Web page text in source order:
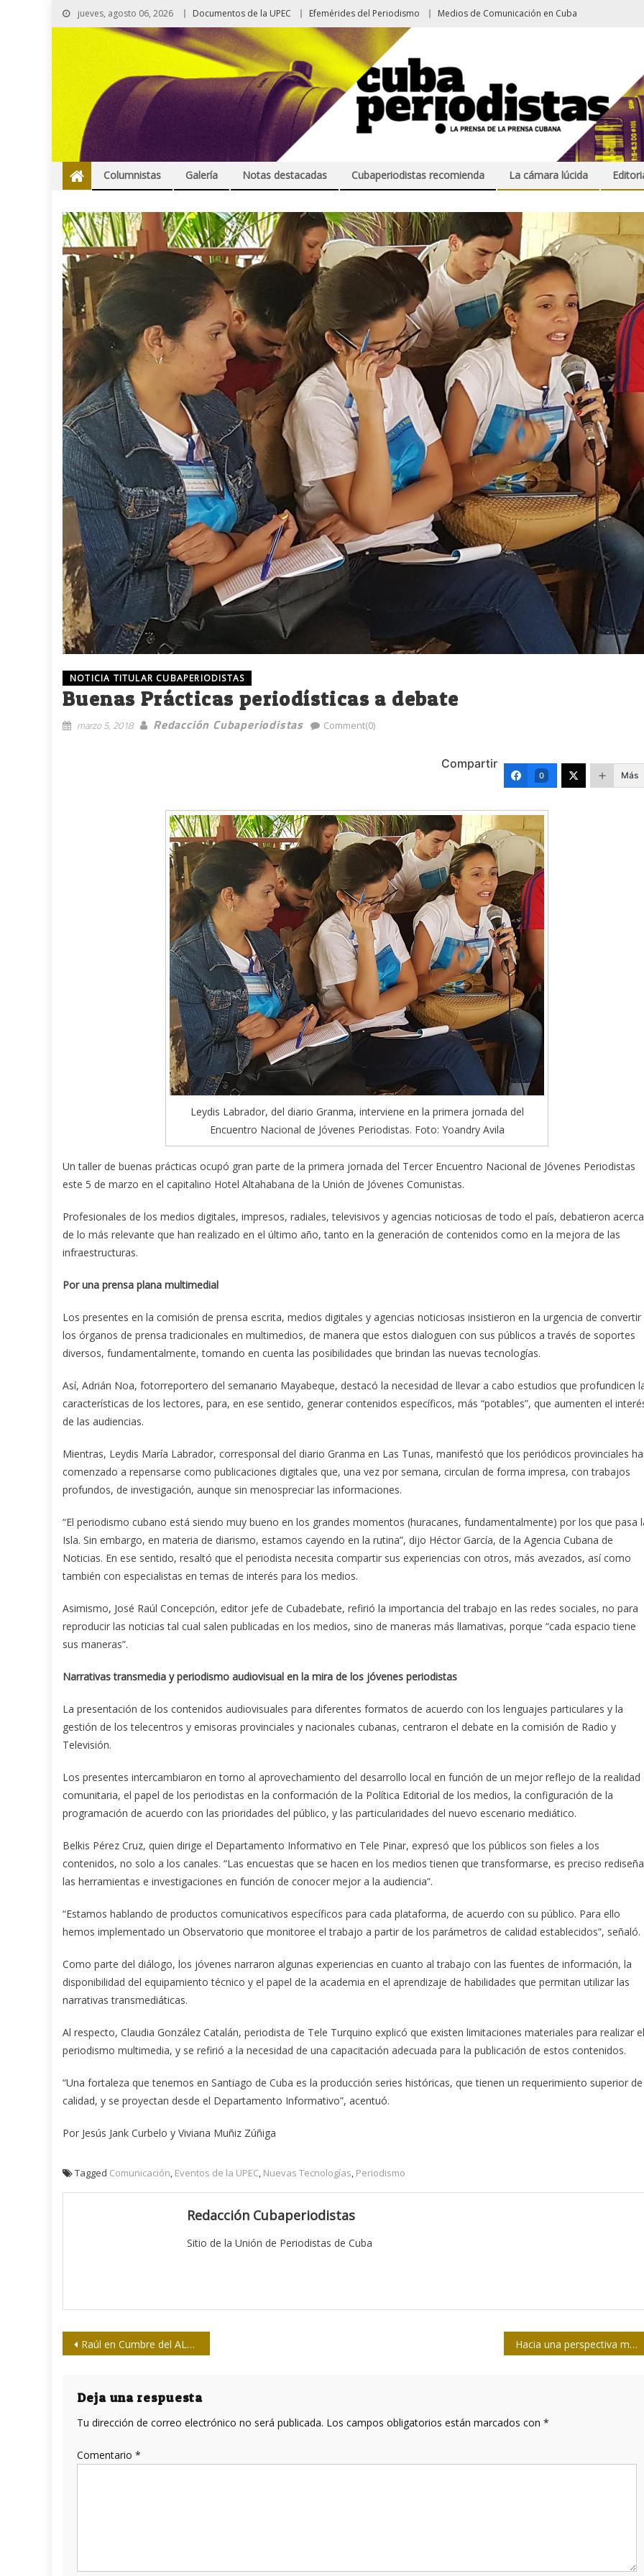
jueves, agosto 06, 2026 Documentos de la UPEC Efemérides del Periodismo Medios de Comunicación en Cuba
Columnistas Galería Notas destacadas Cubaperiodistas recomienda La cámara lúcida
NOTICIA TITULAR CUBAPERIODISTAS
Buenas Prácticas periodísticas a debate
marzo 5, 2018 Redacción Cubaperiodistas Comment(0)
Compartir
0 Más
Leydis Labrador, del diario Granma, interviene en la primera jornada del
Encuentro Nacional de Jóvenes Periodistas. Foto: Yoandry Avila
Un taller de buenas prácticas ocupó gran parte de la primera jornada del Tercer Encuentro Nacional de Jóvenes Periodistas
este 5 de marzo en el capitalino Hotel Altahabana de la Unión de Jóvenes Comunistas.
Profesionales de los medios digitales, impresos, radiales, televisivos y agencias noticiosas de todo el país, debatieron acerca
de lo más relevante que han realizado en el último año, tanto en la generación de contenidos como en la mejora de las
infraestructuras.
Por una prensa plana multimedial
Los presentes en la comisión de prensa escrita, medios digitales y agencias noticiosas insistieron en la urgencia de convertir
los órganos de prensa tradicionales en multimedios, de manera que estos dialoguen con sus públicos a través de soportes
diversos, fundamentalmente, tomando en cuenta las posibilidades que brindan las nuevas tecnologías.
Así, Adrián Noa, fotorreportero del semanario Mayabeque, destacó la necesidad de llevar a cabo estudios que profundicen
características de los lectores, para, en ese sentido, generar contenidos específicos, más “potables”, que aumenten el
de las audiencias.
Mientras, Leydis María Labrador, corresponsal del diario Granma en Las Tunas, manifestó que los periódicos provinciales
comenzado a repensarse como publicaciones digitales que, una vez por semana, circulan de forma impresa, con trabajos
profundos, de investigación, aunque sin menospreciar las informaciones.
“El periodismo cubano está siendo muy bueno en los grandes momentos (huracanes, fundamentalmente) por los que pasa
Isla. Sin embargo, en materia de diarismo, estamos cayendo en la rutina”, dijo Héctor García, de la Agencia Cubana de
Noticias. En ese sentido, resaltó que el periodista necesita compartir sus experiencias con otros, más avezados, así como
también con especialistas en temas de interés para los medios.
Asimismo, José Raúl Concepción, editor jefe de Cubadebate, refirió la importancia del trabajo en las redes sociales, no para
reproducir las noticias tal cual salen publicadas en los medios, sino de maneras más llamativas, porque “cada espacio tiene
sus maneras”.
Narrativas transmedia y periodismo audiovisual en la mira de los jóvenes periodistas
La presentación de los contenidos audiovisuales para diferentes formatos de acuerdo con los lenguajes particulares y la
gestión de los telecentros y emisoras provinciales y nacionales cubanas, centraron el debate en la comisión de Radio y
Televisión.
Los presentes intercambiaron en torno al aprovechamiento del desarrollo local en función de un mejor reflejo de la realidad
comunitaria, el papel de los periodistas en la conformación de la Política Editorial de los medios, la configuración de la
programación de acuerdo con las prioridades del público, y las particularidades del nuevo escenario mediático.
Belkis Pérez Cruz, quien dirige el Departamento Informativo en Tele Pinar, expresó que los públicos son fieles a los
contenidos, no solo a los canales. “Las encuestas que se hacen en los medios tienen que transformarse, es preciso
las herramientas e investigaciones en función de conocer mejor a la audiencia”.
“Estamos hablando de productos comunicativos específicos para cada plataforma, de acuerdo con su público. Para ello
hemos implementado un Observatorio que monitoree el trabajo a partir de los parámetros de calidad establecidos”, señaló.
Como parte del diálogo, los jóvenes narraron algunas experiencias en cuanto al trabajo con las fuentes de información, la
disponibilidad del equipamiento técnico y el papel de la academia en el aprendizaje de habilidades que permitan utilizar las
narrativas transmediáticas.
Al respecto, Claudia González Catalán, periodista de Tele Turquino explicó que existen limitaciones materiales para realizar el
periodismo multimedia, y se refirió a la necesidad de una capacitación adecuada para la publicación de estos contenidos.
“Una fortaleza que tenemos en Santiago de Cuba es la producción series históricas, que tienen un requerimiento superior de
calidad, y se proyectan desde el Departamento Informativo”, acentuó.
Por Jesús Jank Curbelo y Viviana Muñiz Zúñiga
Tagged Comunicación, Eventos de la UPEC, Nuevas Tecnologías, Periodismo
Redacción Cubaperiodistas
Sitio de la Unión de Periodistas de Cuba
Navegación
entradas
Raúl en Cumbre del ALBA-TCP : Nuestros pueblos no tienen porvenir sin la unidad y la integración Hacia una perspectiva más hipermedial
Deja una respuesta
Tu dirección de correo electrónico no será publicada. Los campos obligatorios están marcados con *
Comentario *